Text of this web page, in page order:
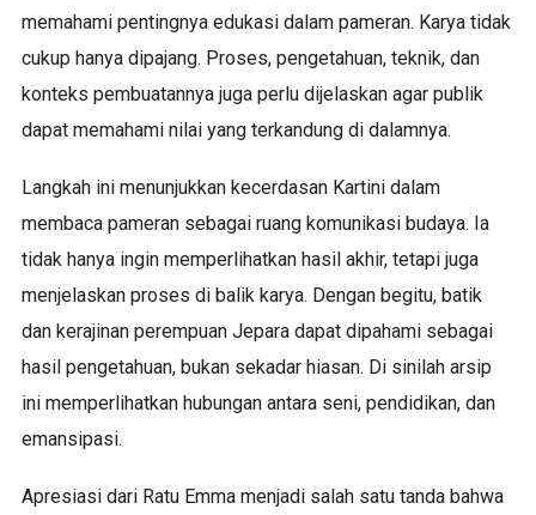
memahami pentingnya edukasi dalam pameran. Karya tidak
cukup hanya dipajang. Proses, pengetahuan, teknik, dan
konteks pembuatannya juga perlu dijelaskan agar publik
dapat memahami nilai yang terkandung di dalamnya.
Langkah ini menunjukkan kecerdasan Kartini dalam
membaca pameran sebagai ruang komunikasi budaya. Ia
tidak hanya ingin memperlihatkan hasil akhir, tetapi juga
menjelaskan proses di balik karya. Dengan begitu, batik
dan kerajinan perempuan Jepara dapat dipahami sebagai
hasil pengetahuan, bukan sekadar hiasan. Di sinilah arsip
ini memperlihatkan hubungan antara seni, pendidikan, dan
emansipasi.
Apresiasi dari Ratu Emma menjadi salah satu tanda bahwa